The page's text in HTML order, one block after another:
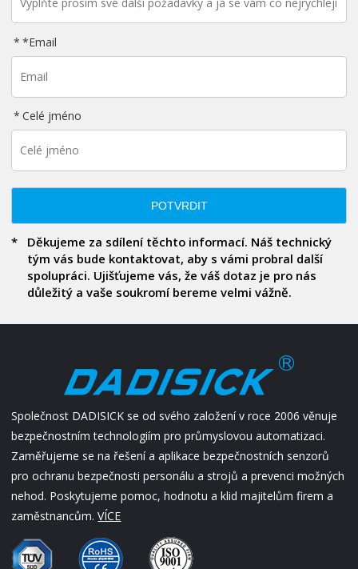
*Email
Celé jméno
POTVRDIT
Děkujeme za sdílení těchto informací. Náš technický
tým vás bude kontaktovat, aby s vámi probral další
spolupráci. Ujišťujeme vás, že váš dotaz je pro nás
důležitý a vaše soukromí bereme velmi vážně.
Společnost DADISICK se od svého založení v roce 2006 věnuje
bezpečnostním technologiím pro průmyslovou automatizaci.
Zaměřujeme se na řešení a aplikace bezpečnostních senzorů
pro ochranu bezpečnosti personálu a strojů a prevenci možných
nehod. Poskytujeme pomoc, hodnotu a klid majitelům firem a
zaměstnancům.VÍCE